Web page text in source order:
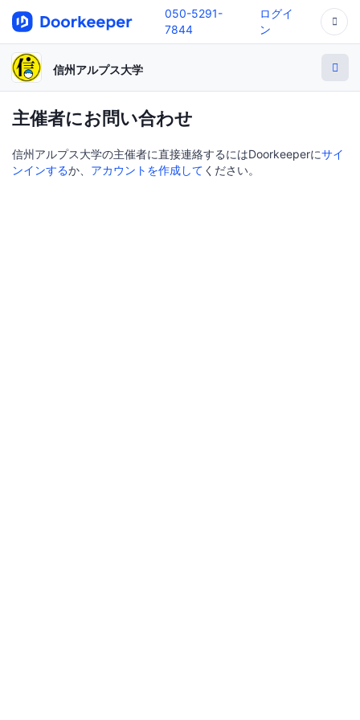
050-5291-
7844
ログイ
ン
信州アルプス大学
主催者にお問い合わせ
信州アルプス大学の主催者に直接連絡するにはDoorkeeperにサイ
ンインするか、 アカウントを作成して ください。